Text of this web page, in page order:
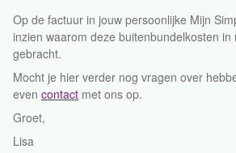
Op de factuur in jouw persoonlijke Mijn
inzien waarom deze buitenbundelkosten in
gebracht.
Mocht je hier verder nog vragen over
even contact met ons op.
Groet,
Lisa